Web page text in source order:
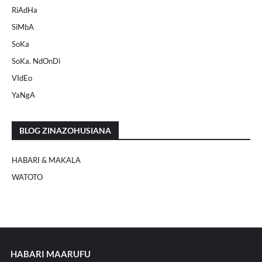
RiAdHa
SiMbA
SoKa
SoKa. NdOnDi
VIdEo
YaNgA
BLOG ZINAZOHUSIANA
HABARI & MAKALA
WATOTO
HABARI MAARUFU